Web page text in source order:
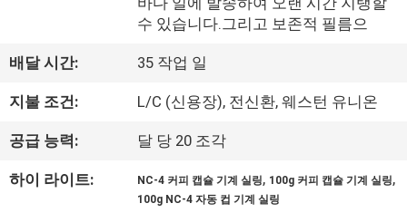
장
투
어
품
수 있습니다.그리고 보존적 필름으
배달 시간: 35 작업 일
지불 조건: L/C (신용장), 전신환, 웨스턴 유니온
공급 능력: 달 당 20 조각
하이 라이트: NC-4 커피 캡슐 기계 실링, 100g 커피 캡슐 기계 실링,
100g NC-4 자동 컵 기계 실링